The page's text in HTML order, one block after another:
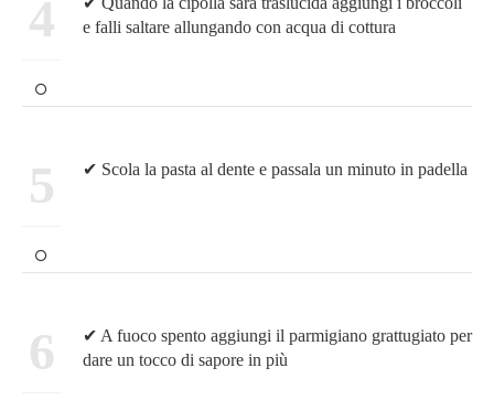
4
e falli saltare allungando con acqua di cottura
5 ✔ Scola la pasta al dente e passala un minuto in padella
6
✔ A fuoco spento aggiungi il parmigiano grattugiato per
dare un tocco di sapore in più